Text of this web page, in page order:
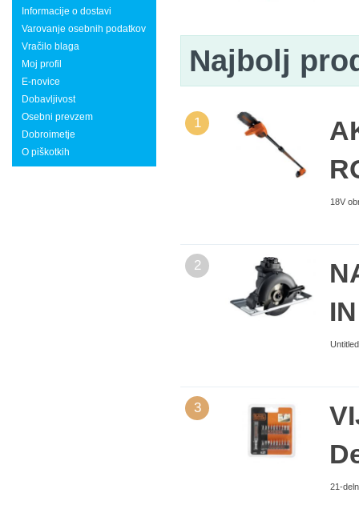
Informacije o dostavi
Varovanje osebnih podatkov
Vračilo blaga
Moj profil
E-novice
Dobavljivost
Osebni prevzem
Dobroimetje
O piškotkih
Najbolj
1
18V
2
3
21-